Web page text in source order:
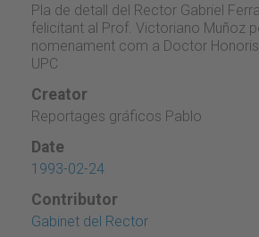
Pla de detall del Rector Gabriel
felicitant al Prof. Victoriano Muñoz
nomenament com a Doctor
UPC
Creator
Reportages gráficos Pablo
Date
1993-02-24
Contributor
Gabinet del Rector